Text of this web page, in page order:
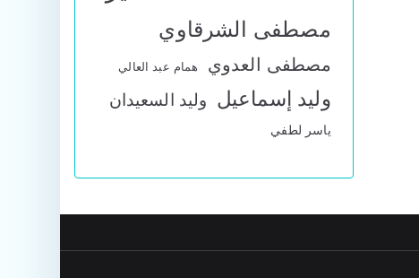
مصطفى الشرقاوي
مصطفى العدوي همام عبد العالي
وليد إسماعيل وليد السعيدان
ياسر لطفي